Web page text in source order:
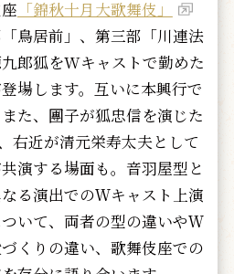
「錦秋十月大歌舞伎」
鳥居前」、第三部「川連法
郎狐をWキャストで勤めた
場します。互いに本興行で
た、團子が狐忠信を演じた
右近が清元栄寿太夫として
演する場面も。音羽屋型と
る演出でのＷキャスト上演
いて、両者の型の違いやＷ
くりの違い、歌舞伎座での